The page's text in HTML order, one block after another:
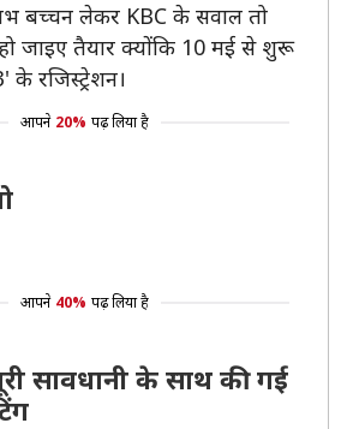
बच्चन लेकर KBC के सवाल तो
जाइए तैयार क्योंकि 10 मई से शुरू
के रजिस्ट्रेशन।
आपने 20% पढ़ लिया है
आपने 40% पढ़ लिया है
सावधानी के साथ की गई